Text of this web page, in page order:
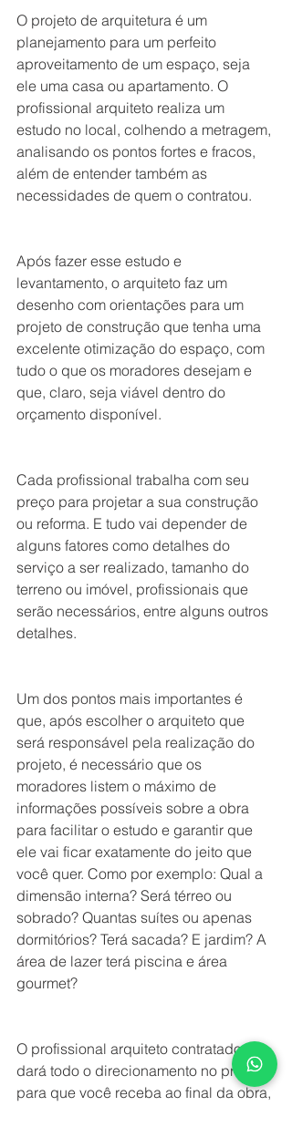
O projeto de arquitetura é um
planejamento para um perfeito
aproveitamento de um espaço, seja
ele uma casa ou apartamento. O
profissional arquiteto realiza um
estudo no local, colhendo a metragem,
analisando os pontos fortes e fracos,
além de entender também as
necessidades de quem o contratou.
Após fazer esse estudo e
levantamento, o arquiteto faz um
desenho com orientações para um
projeto de construção que tenha uma
excelente otimização do espaço, com
tudo o que os moradores desejam e
que, claro, seja viável dentro do
orçamento disponível.
Cada profissional trabalha com seu
preço para projetar a sua construção
ou reforma. E tudo vai depender de
alguns fatores como detalhes do
serviço a ser realizado, tamanho do
terreno ou imóvel, profissionais que
serão necessários, entre alguns outros
detalhes.
Um dos pontos mais importantes é
que, após escolher o arquiteto que
será responsável pela realização do
projeto, é necessário que os
moradores listem o máximo de
informações possíveis sobre a obra
para facilitar o estudo e garantir que
ele vai ficar exatamente do jeito que
você quer. Como por exemplo: Qual a
dimensão interna? Será térreo ou
sobrado? Quantas suítes ou apenas
dormitórios? Terá sacada? E jardim? A
área de lazer terá piscina e área
gourmet?
O profissional arquiteto contratado te
dará todo o direcionamento no projeto
para que você receba ao final da obra,